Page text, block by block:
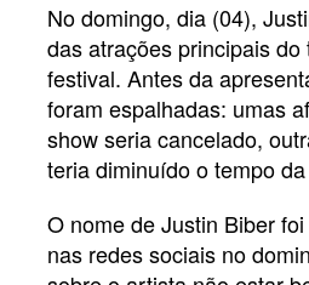
No domingo, dia (04),
das atrações principais
festival. Antes da
foram espalhadas: umas
show seria cancelado,
teria diminuído o tempo
O nome de Justin Biber
nas redes sociais no